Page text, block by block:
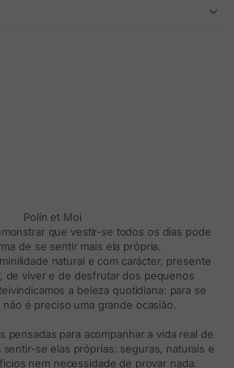
Polín et Moi
que vestir-se todos os dias pode
de se sentir mais ela própria.
natural e com carácter, presente
de viver e de desfrutar dos pequenos
a beleza quotidiana: para se
é preciso uma grande ocasião.
pensadas para acompanhar a vida real de
se elas próprias: seguras, naturais e
nem necessidade de provar nada.